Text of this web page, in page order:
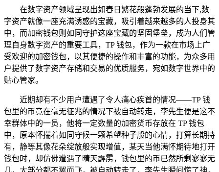
在数字资产领域呈现出如春日繁花般蓬勃发展的当下,数
字资产就像一座充满诱惑的宝藏，吸引着越来越多的人投身其
中，而加密钱包则如同守护这座宝藏的坚固堡垒，成为人们管
理自身数字资产的重要工具，TP 钱包，作为一款在市场上广
受欢迎的加密钱包，以其便捷的操作和丰富的功能，为众多用
户提供了数字资产存储和交易的优质服务，宛如数字世界中的
贴心管家。
近期却有不少用户遭遇了令人痛心疾首的情况——TP 钱
包里的币竟在毫无征兆的情况下被自动转走，李先生便是这不
幸群体中的一员，他将一定数量的加密货币存放在 TP 钱包
中，原本怀揣着如同守候一颗希望种子般的心情，打算长期持
有，静等其像花朵绽放般实现增值，某天当他满怀期待地打开
钱包时，却仿佛遭遇了晴天霹雳，钱包里的币已然所剩寥寥无
几，大部分都不翼而飞，被自动转走了，李先生瞬间慌了神，